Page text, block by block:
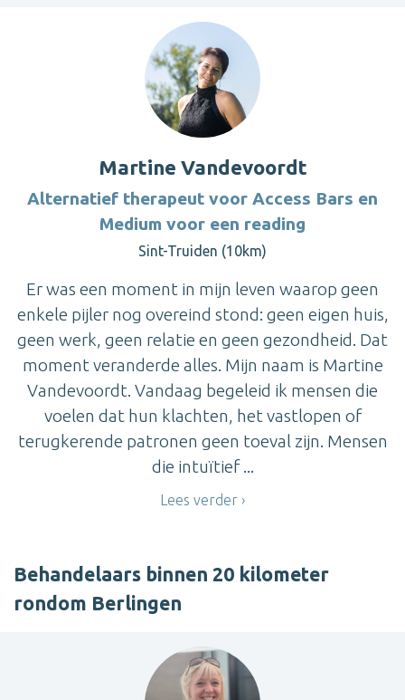
Martine Vandevoordt
Alternatief therapeut voor Access Bars en
Medium voor een reading
Sint-Truiden (10km)
Er was een moment in mijn leven waarop geen
enkele pijler nog overeind stond: geen eigen huis,
geen werk, geen relatie en geen gezondheid. Dat
moment veranderde alles. Mijn naam is Martine
Vandevoordt. Vandaag begeleid ik mensen die
voelen dat hun klachten, het vastlopen of
terugkerende patronen geen toeval zijn. Mensen
die intuïtief ...
Lees verder
Behandelaars binnen 20 kilometer
rondom Berlingen